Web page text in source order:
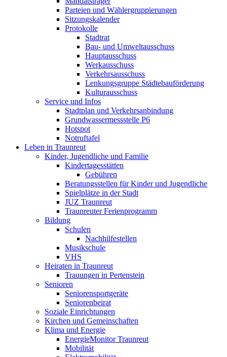
Parteien und Wählergruppierungen
Sitzungskalender
Protokolle
Stadtrat
Bau- und Umweltausschuss
Hauptausschuss
Werkausschuss
Verkehrsausschuss
Lenkungsgruppe Städtebauförderung
Kulturausschuss
Service und Infos
Stadtplan und Verkehrsanbindung
Grundwassermessstelle P6
Hotspot
Notruftafel
Leben in Traunreut
Kinder, Jugendliche und Familie
Kindertagesstätten
Gebühren
Beratungsstellen für Kinder und Jugendliche
Spielplätze in der Stadt
JUZ Traunreut
Traunreuter Ferienprogramm
Bildung
Schulen
Nachhilfestellen
Musikschule
VHS
Heiraten in Traunreut
Trauungen in Pertenstein
Senioren
Seniorensportgeräte
Seniorenbeirat
Soziale Einrichtungen
Kirchen und Gemeinschaften
Klima und Energie
EnergieMonitor Traunreut
Mobilität